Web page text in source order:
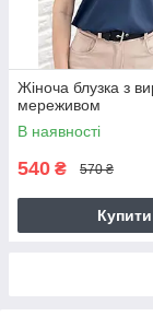
Жіноча блузка з
мереживом
В наявності
540 ₴ 570 ₴
Купити